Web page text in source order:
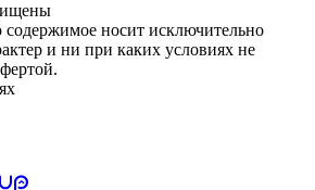
носит исключительно
и ни при каких условиях не